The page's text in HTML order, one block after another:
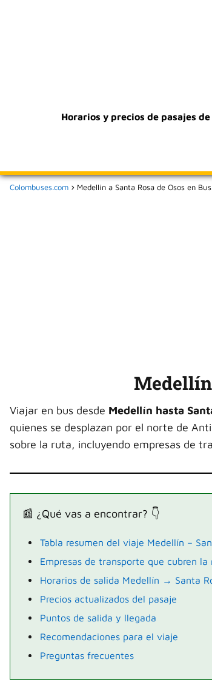
Horarios y precios de pasajes
Colombuses.com Medellín a Santa Rosa de Osos en Bus
Medellín
Viajar en bus desde Medellín hasta
quienes se desplazan por el norte de
sobre la ruta, incluyendo empresas de
📰 ¿Qué vas a encontrar? 👇
Tabla resumen del viaje Medellín –
Empresas de transporte que cubren la
Horarios de salida Medellín → Santa
Precios actualizados del pasaje
Puntos de salida y llegada
Recomendaciones para el viaje
Preguntas frecuentes